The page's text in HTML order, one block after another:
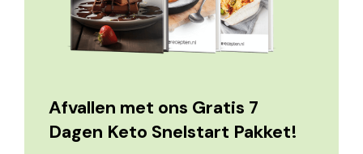
Afvallen met ons Gratis 7
Dagen Keto Snelstart Pakket!